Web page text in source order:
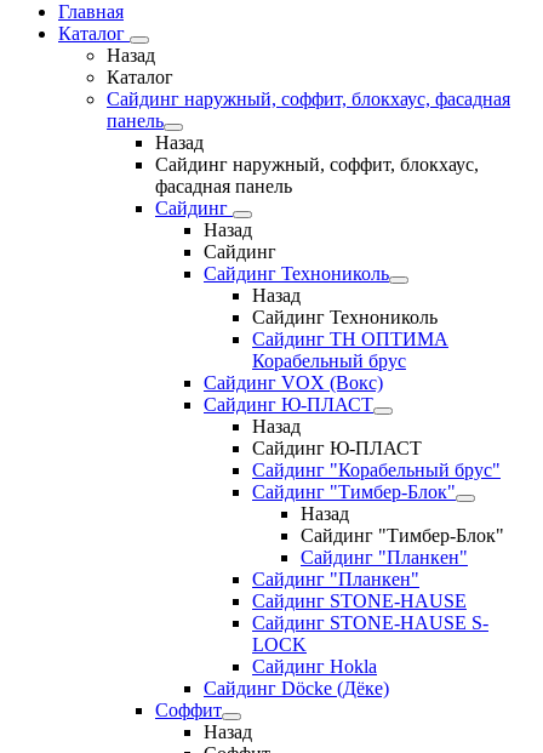
Главная
Каталог
Назад
Каталог
Сайдинг наружный, соффит, блокхаус, фасадная
панель
Назад
Сайдинг наружный, соффит, блокхаус,
фасадная панель
Сайдинг
Назад
Сайдинг
Сайдинг Технониколь
Назад
Сайдинг Технониколь
Сайдинг ТН ОПТИМА
Корабельный брус
Сайдинг VOX (Вокс)
Сайдинг Ю-ПЛАСТ
Назад
Сайдинг Ю-ПЛАСТ
Сайдинг "Корабельный брус"
Сайдинг "Тимбер-Блок"
Назад
Сайдинг "Тимбер-Блок"
Сайдинг "Планкен"
Сайдинг "Планкен"
Сайдинг STONE-HAUSE
Сайдинг STONE-HAUSE S-
LOCK
Сайдинг Hokla
Сайдинг Döcke (Дёке)
Соффит
Назад